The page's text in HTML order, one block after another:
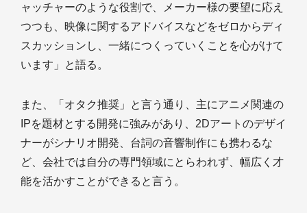
ャッチャーのような役割で、メーカー様の要望に応え
つつも、映像に関するアドバイスなどをゼロからディ
スカッションし、一緒につくっていくことを心がけて
います」と語る。
また、「オタク推奨」と言う通り、主にアニメ関連の
IPを題材とする開発に強みがあり、2Dアートのデザイ
ナーがシナリオ開発、台詞の音響制作にも携わるな
ど、会社では自分の専門領域にとらわれず、幅広く才
能を活かすことができると言う。